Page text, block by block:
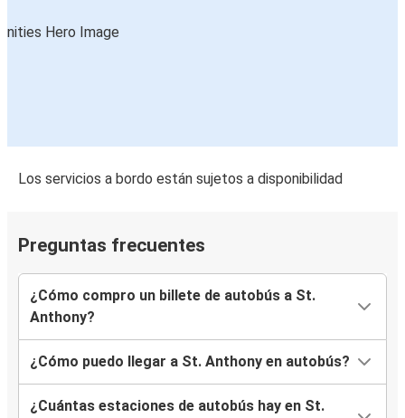
Los servicios a bordo están sujetos a disponibilidad
Preguntas frecuentes
¿Cómo compro un billete de autobús a St.
Anthony?
¿Cómo puedo llegar a St. Anthony en autobús?
¿Cuántas estaciones de autobús hay en St.